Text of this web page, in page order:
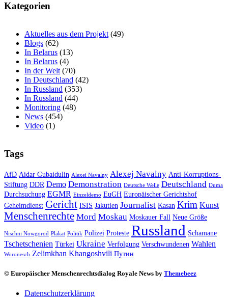
Kategorien
Aktuelles aus dem Projekt (49)
Blogs (62)
In Belarus (13)
In Belarus (4)
In der Welt (70)
In Deutschland (42)
In Russland (353)
In Russland (44)
Monitoring (48)
News (454)
Video (1)
Tags
AfD Aidar Gubaidulin Alexei Navalny Alexej Navalny Anti-Korruptions-
Stiftung DDR Demo Demonstration Deutsche Welle Deutschland Duma
Durchsuchung EGMR Einzeldemo EuGH Europäischer Gerichtshof
Geheimdienst Gericht ISIS Jakutien Journalist Kasan Krim Kunst
Menschenrechte Mord Moskau Moskauer Fall Neue Größe
Nischni Nowgorod Plakat Politik Polizei Proteste Russland Schamane
Tschetschenien Türkei Ukraine Verfolgung Verschwundenen Wahlen
Woronesch Zelimkhan Khangoshvili Путин
© Europäischer Menschenrechtsdialog Royale News by Themebeez
Datenschutzerklärung